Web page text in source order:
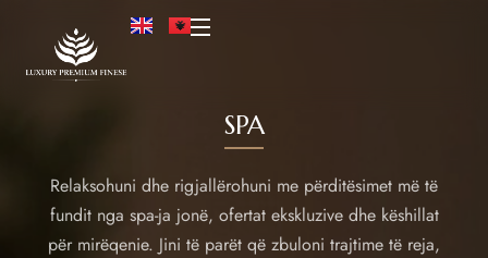
SPA
Relaksohuni dhe rigjallërohuni me përditësimet më të
fundit nga spa-ja jonë, ofertat ekskluzive dhe këshillat
për mirëqenie. Jini të parët që zbuloni trajtime të reja,